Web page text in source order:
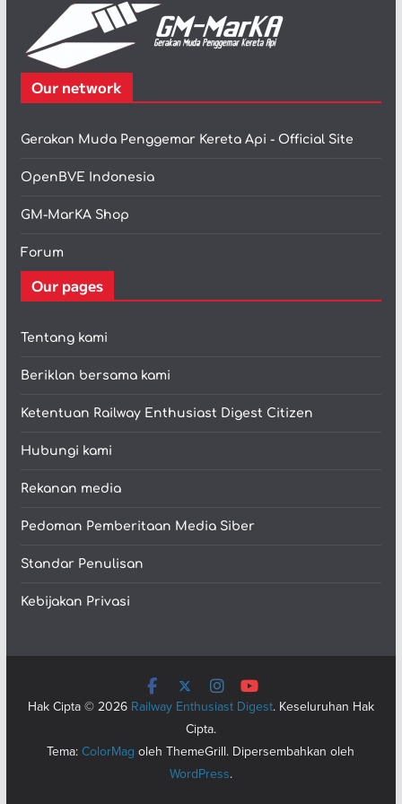
Our network
Gerakan Muda Penggemar Kereta Api - Official Site
OpenBVE Indonesia
GM-MarKA Shop
Forum
Our pages
Tentang kami
Beriklan bersama kami
Ketentuan Railway Enthusiast Digest Citizen
Hubungi kami
Rekanan media
Pedoman Pemberitaan Media Siber
Standar Penulisan
Kebijakan Privasi
Hak Cipta © 2026 Railway Enthusiast Digest. Keseluruhan Hak
Cipta.
Tema:ColorMag oleh ThemeGrill. Dipersembahkan oleh
WordPress.